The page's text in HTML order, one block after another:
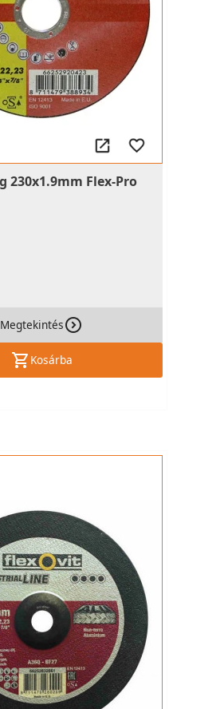
Vágókorong 230x1.9mm Flex-Pro
Megtekintés
Kosárba